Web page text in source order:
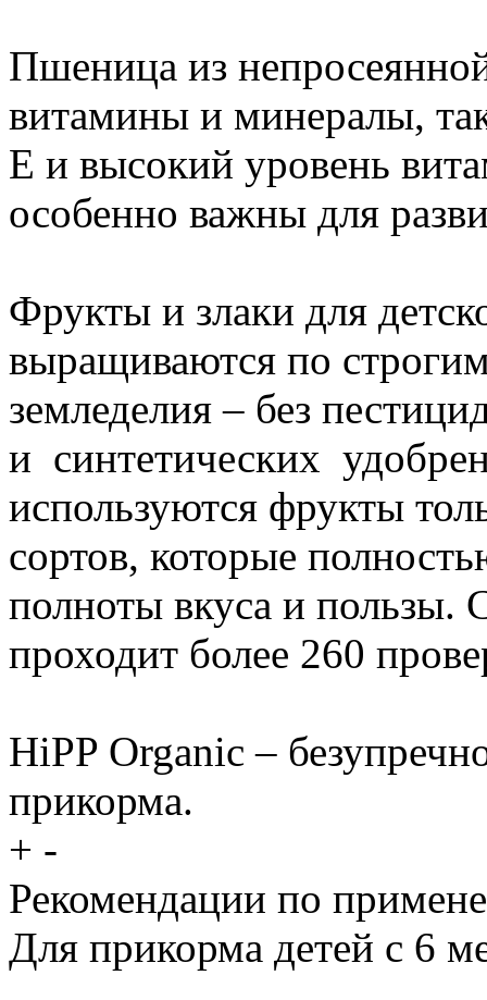
Пшеница из
витамины и минералы,
Е и высокий уровень
особенно важны для
Фрукты и злаки для
выращиваются по
земледелия – без
и синтетических
используются фрукты
сортов, которые
полноты вкуса и пользы.
проходит более 260
HiPP Organic –
прикорма.
+ -
Рекомендации по
Для прикорма детей с 6